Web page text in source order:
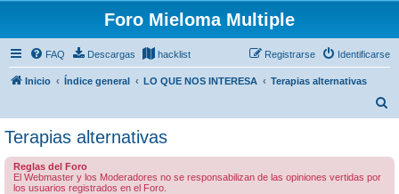
Foro Mieloma Multiple
FAQ Descargas hacklist Identificarse
Registrarse
Inicio Índice general LO QUE NOS INTERESA
Terapias alternativas
Terapias alternativas
Reglas del Foro
El Webmaster y los Moderadores no se responsabilizan de las opiniones vertidas por
los usuarios registrados en el Foro.